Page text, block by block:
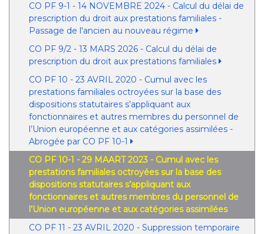
CO PF 9-1 - 14 NOVEMBRE 2024 - Calcul du délai de
prescription du droit aux prestations familiales -
Passage de l'ancien au nouveau régime
CO PF 9/2 - 13 MARS 2026 - Calcul du délai de
prescription du droit aux prestations familiales
CO PF 10 - 23 AVRIL 2020 - Cumul avec les
prestations familiales octroyées sur la base des
dispositions statutaires s’appliquant aux
fonctionnaires et autres membres du personnel de
l’Union européenne et aux catégories assimilées -
Abrogée par CO PF 10-1
CO PF 10-1 - 29 MAART 2023 - Cumul avec les
prestations familiales octroyées sur la base des
dispositions statutaires s’appliquant aux
fonctionnaires et autres membres du personnel de
l’Union européenne et aux catégories assimilées
CO PF 11 - 23 AVRIL 2020 - Suppression temporaire